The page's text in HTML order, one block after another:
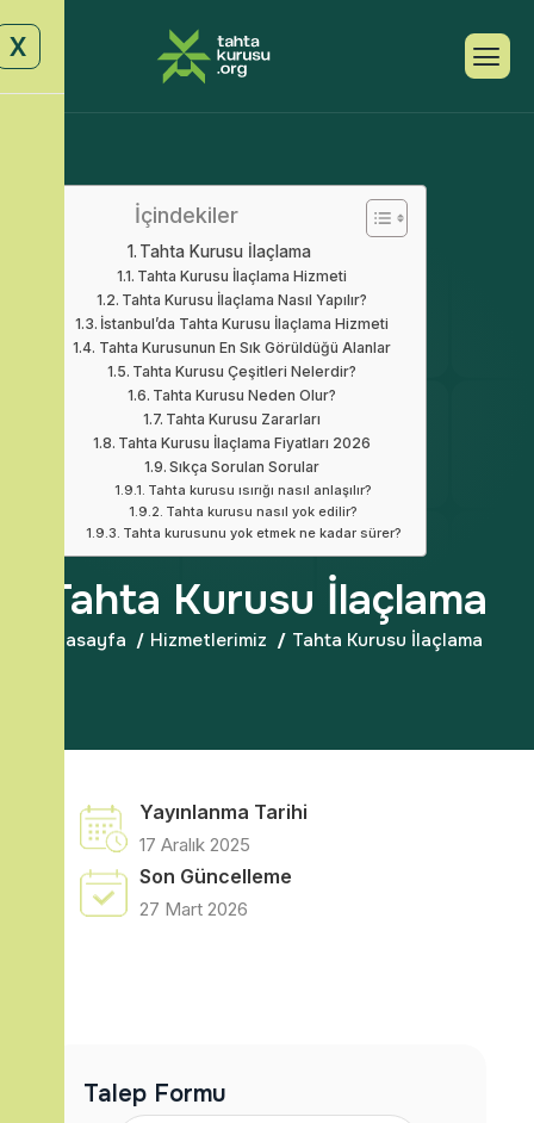
X
İçindekiler
Tahta Kurusu İlaçlama
Tahta Kurusu İlaçlama Hizmeti
Tahta Kurusu İlaçlama Nasıl Yapılır?
İstanbul’da Tahta Kurusu İlaçlama Hizmeti
Tahta Kurusunun En Sık Görüldüğü Alanlar
Tahta Kurusu Çeşitleri Nelerdir?
Tahta Kurusu Neden Olur?
Tahta Kurusu Zararları
Tahta Kurusu İlaçlama Fiyatları 2026
Sıkça Sorulan Sorular
Tahta kurusu ısırığı nasıl anlaşılır?
Tahta kurusu nasıl yok edilir?
Tahta kurusunu yok etmek ne kadar sürer?
Tahta Kurusu İlaçlama
Anasayfa Hizmetlerimiz Tahta Kurusu İlaçlama
Yayınlanma Tarihi
17 Aralık 2025
Son Güncelleme
27 Mart 2026
Talep Formu